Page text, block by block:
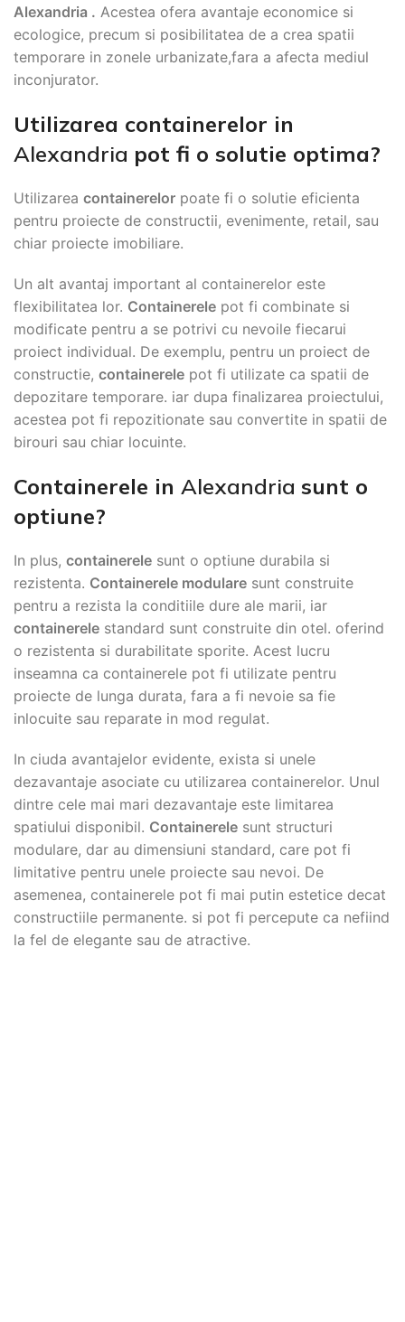
Alexandria . Acestea ofera avantaje economice si
ecologice, precum si posibilitatea de a crea spatii
temporare in zonele urbanizate,fara a afecta mediul
inconjurator.
Utilizarea containerelor in
Alexandria pot fi o solutie optima?
Utilizarea containerelor poate fi o solutie eficienta
pentru proiecte de constructii, evenimente, retail, sau
chiar proiecte imobiliare.
Un alt avantaj important al containerelor este
flexibilitatea lor. Containerele pot fi combinate si
modificate pentru a se potrivi cu nevoile fiecarui
proiect individual. De exemplu, pentru un proiect de
constructie, containerele pot fi utilizate ca spatii de
depozitare temporare. iar dupa finalizarea proiectului,
acestea pot fi repozitionate sau convertite in spatii de
birouri sau chiar locuinte.
Containerele in Alexandria sunt o
optiune?
In plus, containerele sunt o optiune durabila si
rezistenta. Containerele modulare sunt construite
pentru a rezista la conditiile dure ale marii, iar
containerele standard sunt construite din otel. oferind
o rezistenta si durabilitate sporite. Acest lucru
inseamna ca containerele pot fi utilizate pentru
proiecte de lunga durata, fara a fi nevoie sa fie
inlocuite sau reparate in mod regulat.
In ciuda avantajelor evidente, exista si unele
dezavantaje asociate cu utilizarea containerelor. Unul
dintre cele mai mari dezavantaje este limitarea
spatiului disponibil. Containerele sunt structuri
modulare, dar au dimensiuni standard, care pot fi
limitative pentru unele proiecte sau nevoi. De
asemenea, containerele pot fi mai putin estetice decat
constructiile permanente. si pot fi percepute ca nefiind
la fel de elegante sau de atractive.